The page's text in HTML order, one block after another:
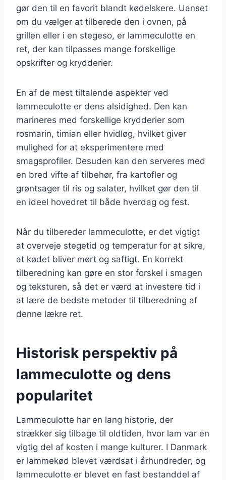
gør den til en favorit blandt kødelskere. Uanset
om du vælger at tilberede den i ovnen, på
grillen eller i en stegeso, er lammeculotte en
ret, der kan tilpasses mange forskellige
opskrifter og krydderier.
En af de mest tiltalende aspekter ved
lammeculotte er dens alsidighed. Den kan
marineres med forskellige krydderier som
rosmarin, timian eller hvidløg, hvilket giver
mulighed for at eksperimentere med
smagsprofiler. Desuden kan den serveres med
en bred vifte af tilbehør, fra kartofler og
grøntsager til ris og salater, hvilket gør den til
en ideel hovedret til både hverdag og fest.
Når du tilbereder lammeculotte, er det vigtigt
at overveje stegetid og temperatur for at sikre,
at kødet bliver mørt og saftigt. En korrekt
tilberedning kan gøre en stor forskel i smagen
og teksturen, så det er værd at investere tid i
at lære de bedste metoder til tilberedning af
denne lækre ret.
Historisk perspektiv på
lammeculotte og dens
popularitet
Lammeculotte har en lang historie, der
strækker sig tilbage til oldtiden, hvor lam var en
vigtig del af kosten i mange kulturer. I Danmark
er lammekød blevet værdsat i århundreder, og
lammeculotte er blevet en fast bestanddel af